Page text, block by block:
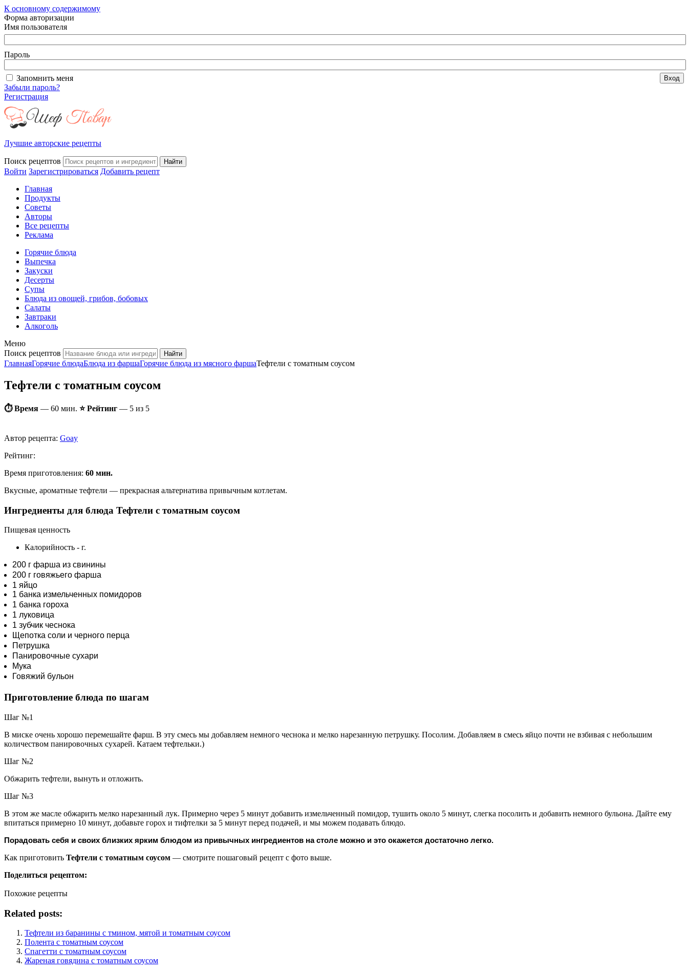
К основному содержимому
Форма авторизации
Имя пользователя
Пароль
Запомнить меня
Забыли пароль?
Регистрация
Лучшие авторские рецепты
Поиск рецептов
Войти Зарегистрироваться Добавить рецепт
Главная
Продукты
Советы
Авторы
Все рецепты
Реклама
Горячие блюда
Выпечка
Закуски
Десерты
Супы
Блюда из овощей, грибов, бобовых
Салаты
Завтраки
Алкоголь
Меню
Поиск рецептов
ГлавнаяГорячие блюдаБлюда из фаршаГорячие блюда из мясного фаршаТефтели с томатным соусом
Тефтели с томатным соусом
⏱ Время — 60 мин. ⭐ Рейтинг — 5 из 5
Автор рецепта: Goay
Рейтинг:
Время приготовления: 60 мин.
Вкусные, ароматные тефтели — прекрасная альтернатива привычным котлетам.
Ингредиенты для блюда Тефтели с томатным соусом
Пищевая ценность
Калорийность - г.
200 г фарша из свинины
200 г говяжьего фарша
1 яйцо
1 банка измельченных помидоров
1 банка гороха
1 луковица
1 зубчик чеснока
Щепотка соли и черного перца
Петрушка
Панировочные сухари
Мука
Говяжий бульон
Приготовление блюда по шагам
Шаг №1
В миске очень хорошо перемешайте фарш. В эту смесь мы добавляем немного чеснока и мелко нарезанную петрушку. Посолим. Добавляем в смесь яйцо почти не взбивая с небольшим
количеством панировочных сухарей. Катаем тефтельки.)
Шаг №2
Обжарить тефтели, вынуть и отложить.
Шаг №3
В этом же масле обжарить мелко нарезанный лук. Примерно через 5 минут добавить измельченный помидор, тушить около 5 минут, слегка посолить и добавить немного бульона. Дайте ему
впитаться примерно 10 минут, добавьте горох и тифтелки за 5 минут перед подачей, и мы можем подавать блюдо.
Порадовать себя и своих близких ярким блюдом из привычных ингредиентов на столе можно и это окажется достаточно легко.
Как приготовить Тефтели с томатным соусом — смотрите пошаговый рецепт с фото выше.
Поделиться рецептом:
Похожие рецепты
Related posts:
Тефтели из баранины с тмином, мятой и томатным соусом
Полента с томатным соусом
Спагетти с томатным соусом
Жареная говядина с томатным соусом